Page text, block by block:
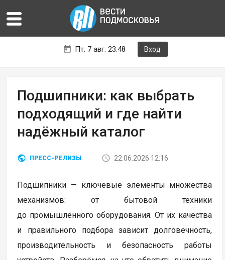
Пт. 7 авг. 23:48 Вход
Подшипники: как выбрать
подходящий и где найти
надёжный каталог
ПРЕСС-РЕЛИЗЫ 22.06.2026 12:16
Подшипники — ключевые элементы множества
механизмов: от бытовой техники
до промышленного оборудования. От их качества
и правильного подбора зависит долговечность,
производительность и безопасность работы